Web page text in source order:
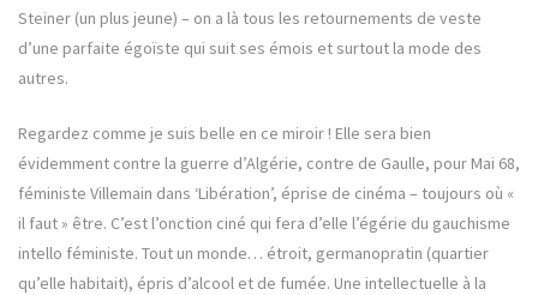
Steiner (un plus jeune) – on a là tous les retournements de veste
d’une parfaite égoïste qui suit ses émois et surtout la mode des
autres.
Regardez comme je suis belle en ce miroir ! Elle sera bien
évidemment contre la guerre d’Algérie, contre de Gaulle, pour Mai 68,
féministe Villemain dans ‘Libération’, éprise de cinéma – toujours où «
il faut » être. C’est l’onction ciné qui fera d’elle l’égérie du gauchisme
intello féministe. Tout un monde… étroit, germanopratin (quartier
qu’elle habitait), épris d’alcool et de fumée. Une intellectuelle à la